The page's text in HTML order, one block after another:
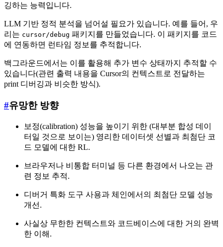
깅하는 능력입니다.
LLM 기반 정적 분석을 넘어설 필요가 있습니다. 예를 들어, 우
리는 cursor/debug 패키지를 만들었습니다. 이 패키지를 코드
에 연동하면 런타임 정보를 추적합니다.
백그라운드에서는 이를 활용해 추가 변수 상태까지 추적할 수
있습니다(관련 출력 내용을 Cursor의 컨텍스트로 전달하는
print 디버깅과 비슷한 방식).
#유망한 방향
보정(calibration) 성능을 높이기 위한 (대부분 합성 데이
터일 것으로 보이는) 영리한 데이터셋 선별과 최첨단 코
드 모델에 대한 RL.
브라우저나 비통합 터미널 등 다른 환경에서 나오는 관
련 정보 추적.
디버거 특화 도구 사용과 체인에서의 최첨단 모델 성능
개선.
사실상 무한한 컨텍스트와 코드베이스에 대한 거의 완벽
한 이해.